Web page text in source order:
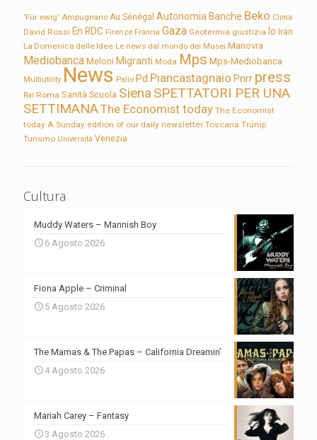
'Für ewig' Ampugnano Au Sénégal Autonomia Banche Beko Clima
David Rossi En RDC Firenze Francia Gaza Geotermia giustizia Io Iran
La Domenica delle Idee Le news dal mondo dei Musei Manovra
Mediobanca Meloni Migranti Moda Mps Mps-Mediobanca
Multiutility News Palio Pd Piancastagnaio Pnrr press
Rai Roma Sanità Scuola Siena SPETTATORI PER UNA
SETTIMANAThe Economist today The Economist
today A Sunday edition of our daily newsletter Toscana Trump
Turismo Università Venezia
Cultura
Muddy Waters – Mannish Boy
6 Agosto 2026
Fiona Apple – Criminal
5 Agosto 2026
The Mamas & The Papas – California Dreamin’
4 Agosto 2026
Mariah Carey – Fantasy
3 Agosto 2026